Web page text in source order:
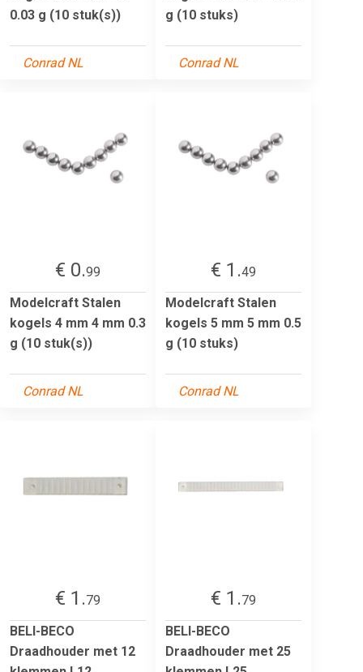
0.03 g (10 stuk(s))
Conrad NL
g (10 stuks)
Conrad NL
€ 0.99
Modelcraft Stalen
kogels 4 mm 4 mm 0.3
g (10 stuk(s))
Conrad NL
€ 1.49
Modelcraft Stalen
kogels 5 mm 5 mm 0.5
g (10 stuks)
Conrad NL
€ 1.79
BELI-BECO
Draadhouder met 12
€ 1.79
BELI-BECO
Draadhouder met 25